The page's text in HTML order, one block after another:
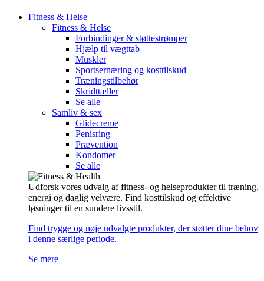
Fitness & Helse
Fitness & Helse
Forbindinger & støttestrømper
Hjælp til vægttab
Muskler
Sportsernæring og kosttilskud
Træningstilbehør
Skridttæller
Se alle
Samliv & sex
Glidecreme
Penisring
Prævention
Kondomer
Se alle
Udforsk vores udvalg af fitness- og helseprodukter til træning,
energi og daglig velvære. Find kosttilskud og effektive
løsninger til en sundere livsstil.
Find trygge og nøje udvalgte produkter, der støtter dine behov
i denne særlige periode.
Se mere